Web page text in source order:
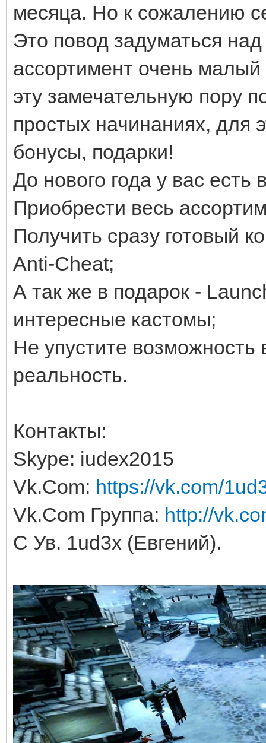
месяца. Но к сожалению
Это повод задуматься
ассортимент очень
эту замечательную пору
простых начинаниях, для
бонусы, подарки!
До нового года у вас есть
Приобрести весь
Получить сразу готовый
Anti-Cheat;
А так же в подарок -
интересные кастомы;
Не упустите возможность
реальность.
Контакты:
Skype: iudex2015
Vk.Com: https://vk.com/
Vk.Com Группа: http://
С Ув. 1ud3x (Евгений).